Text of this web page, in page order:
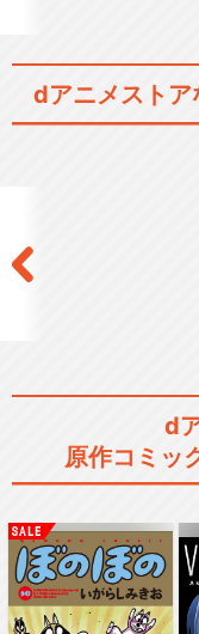
dアニメストア
d
原作コミッ